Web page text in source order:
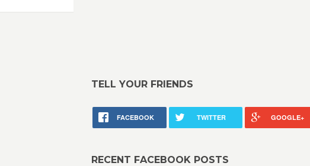
TELL YOUR FRIENDS
FACEBOOK TWITTER GOOGLE+
RECENT FACEBOOK POSTS